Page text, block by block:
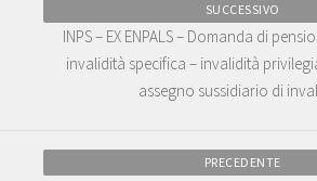
SUCCESSIVO
INPS – EX ENPALS – Domanda di
invalidità specifica – invalidità
assegno sussidiario di
PRECEDENTE